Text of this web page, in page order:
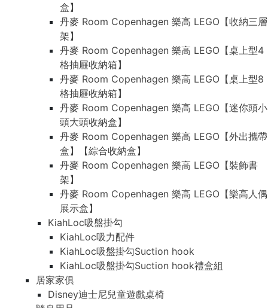
盒】
丹麥 Room Copenhagen 樂高 LEGO【收納三層
架】
丹麥 Room Copenhagen 樂高 LEGO【桌上型4
格抽屜收納箱】
丹麥 Room Copenhagen 樂高 LEGO【桌上型8
格抽屜收納箱】
丹麥 Room Copenhagen 樂高 LEGO【迷你頭小
頭大頭收納盒】
丹麥 Room Copenhagen 樂高 LEGO【外出攜帶
盒】【綜合收納盒】
丹麥 Room Copenhagen 樂高 LEGO【裝飾書
架】
丹麥 Room Copenhagen 樂高 LEGO【樂高人偶
展示盒】
KiahLoc吸盤掛勾
KiahLoc吸力配件
KiahLoc吸盤掛勾Suction hook
KiahLoc吸盤掛勾Suction hook禮盒組
居家家俱
Disney迪士尼兒童遊戲桌椅